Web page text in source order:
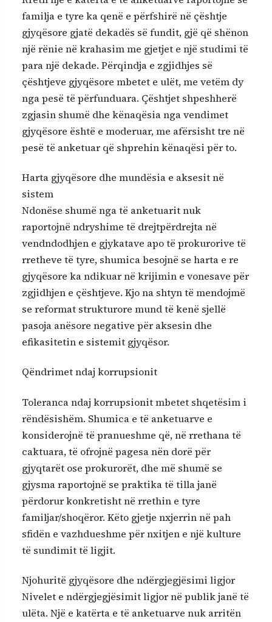
familja e tyre ka qenë e përfshirë në çështje
gjyqësore gjatë dekadës së fundit, gjë që shënon
një rënie në krahasim me gjetjet e një studimi të
para një dekade. Përqindja e zgjidhjes së
çështjeve gjyqësore mbetet e ulët, me vetëm dy
nga pesë të përfunduara. Çështjet shpeshherë
zgjasin shumë dhe kënaqësia nga vendimet
gjyqësore është e moderuar, me afërsisht tre në
pesë të anketuar që shprehin kënaqësi për to.
Harta gjyqësore dhe mundësia e aksesit në
sistem
Ndonëse shumë nga të anketuarit nuk
raportojnë ndryshime të drejtpërdrejta në
vendndodhjen e gjykatave apo të prokurorive të
rretheve të tyre, shumica besojnë se harta e re
gjyqësore ka ndikuar në krijimin e vonesave për
zgjidhjen e çështjeve. Kjo na shtyn të mendojmë
se reformat strukturore mund të kenë sjellë
pasoja anësore negative për aksesin dhe
efikasitetin e sistemit gjyqësor.
Qëndrimet ndaj korrupsionit
Toleranca ndaj korrupsionit mbetet shqetësim i
rëndësishëm. Shumica e të anketuarve e
konsiderojnë të pranueshme që, në rrethana të
caktuara, të ofrojnë pagesa nën dorë për
gjyqtarët ose prokurorët, dhe më shumë se
gjysma raportojnë se praktika të tilla janë
përdorur konkretisht në rrethin e tyre
familjar/shoqëror. Këto gjetje nxjerrin në pah
sfidën e vazhdueshme për nxitjen e një kulture
të sundimit të ligjit.
Njohuritë gjyqësore dhe ndërgjegjësimi ligjor
Nivelet e ndërgjegjësimit ligjor në publik janë të
ulëta. Një e katërta e të anketuarve nuk arritën